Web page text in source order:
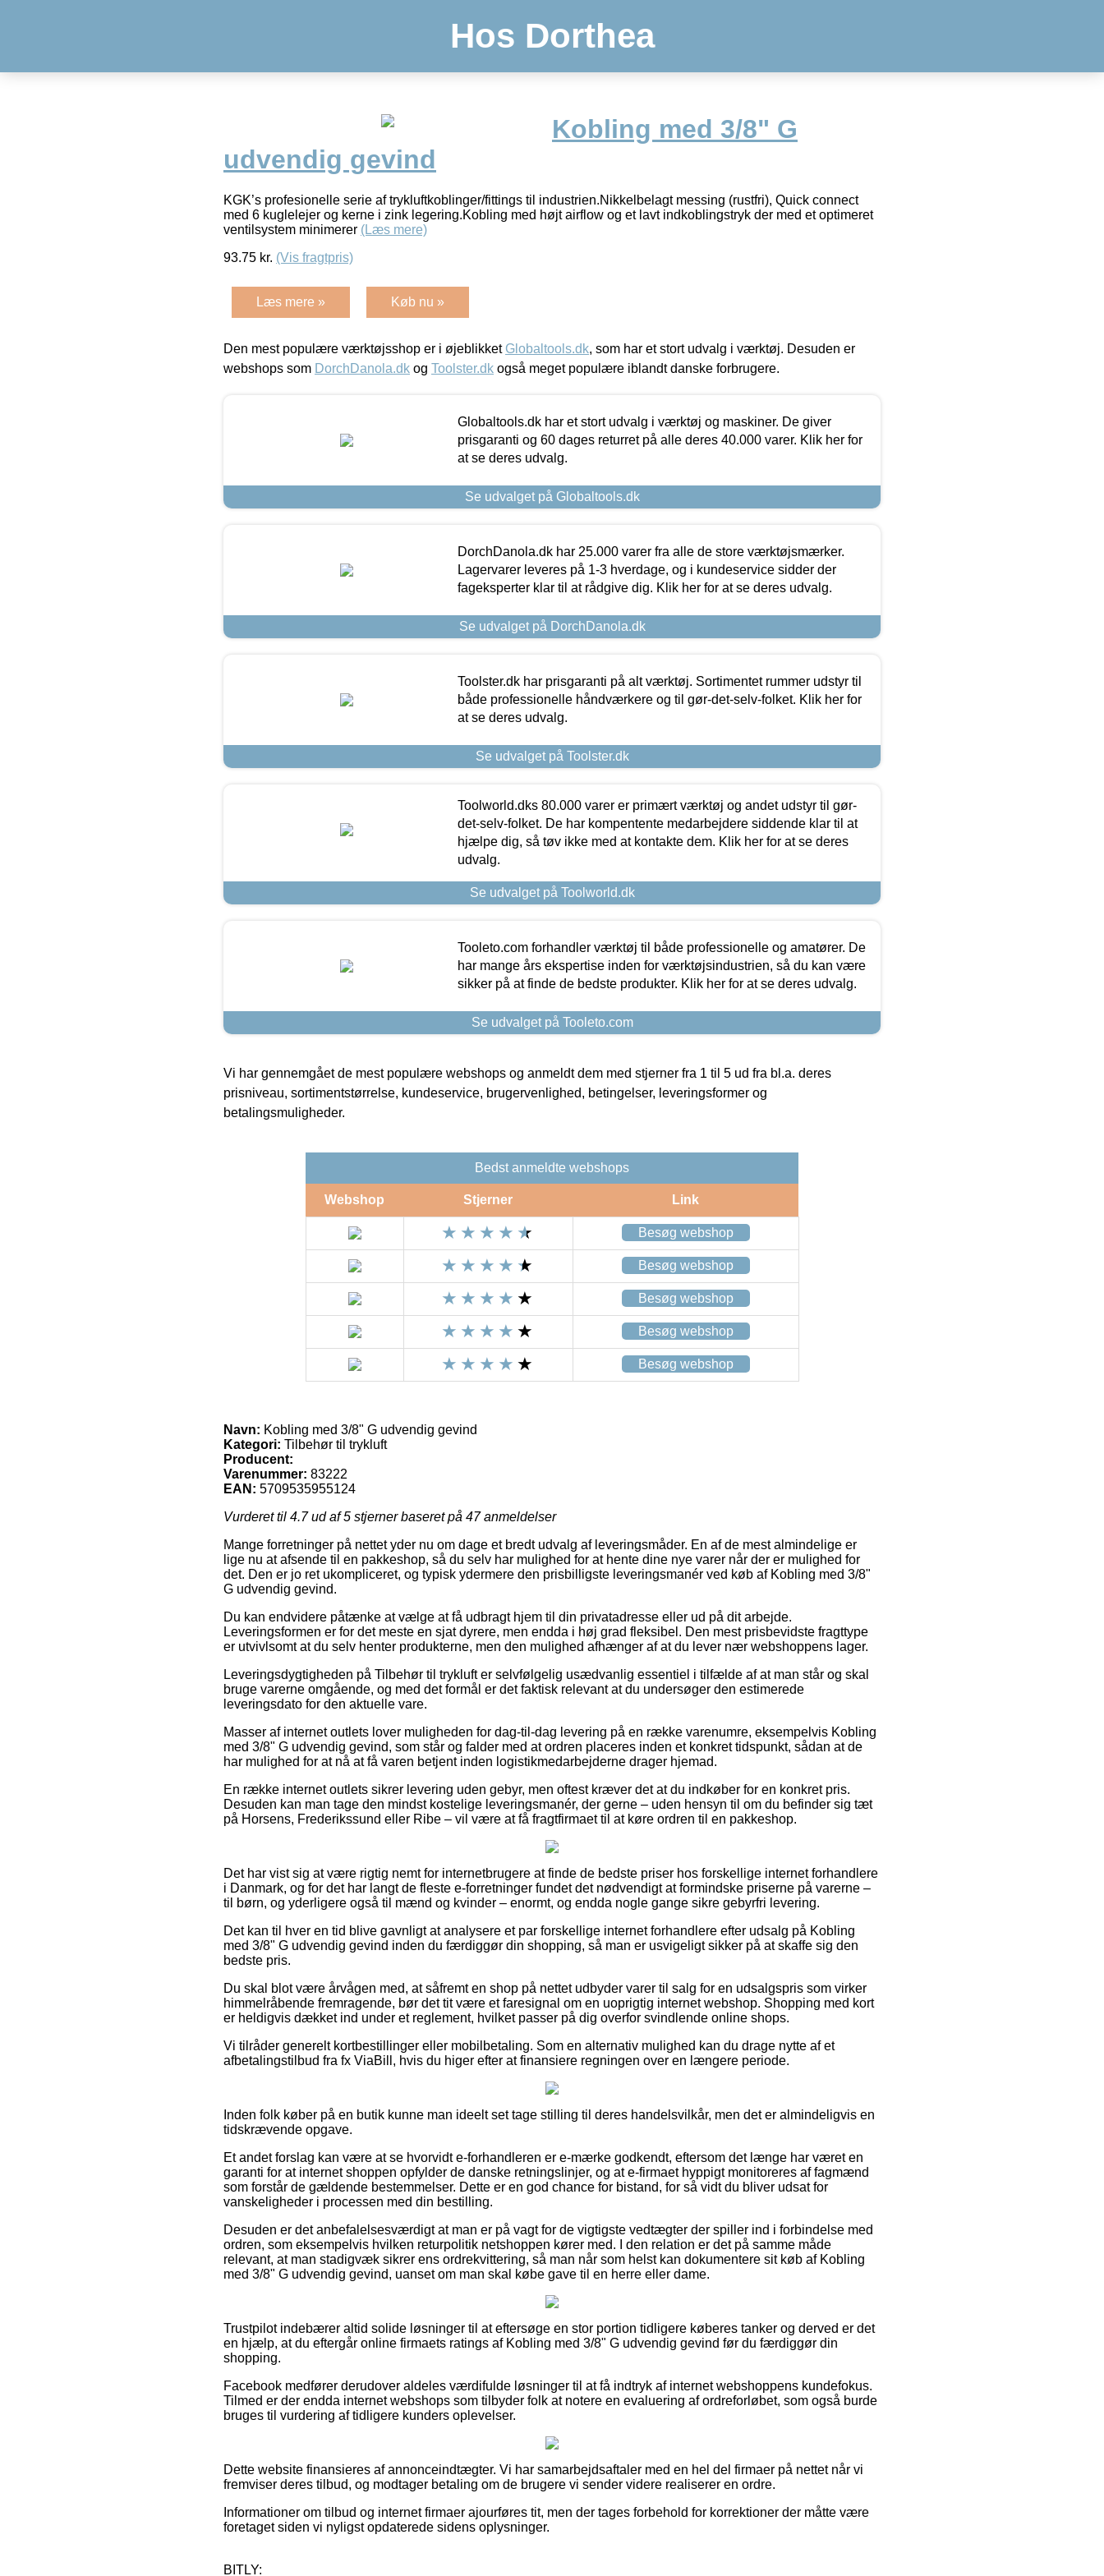
Hos Dorthea
Kobling med 3/8" G
udvendig gevind
KGK’s profesionelle serie af trykluftkoblinger/fittings til industrien.Nikkelbelagt messing (rustfri), Quick connect
med 6 kuglelejer og kerne i zink legering.Kobling med højt airflow og et lavt indkoblingstryk der med et optimeret
ventilsystem minimerer (Læs mere)
93.75 kr. (Vis fragtpris)
Læs mere » Køb nu »
Den mest populære værktøjsshop er i øjeblikket Globaltools.dk, som har et stort udvalg i værktøj. Desuden er
webshops som DorchDanola.dk og Toolster.dk også meget populære iblandt danske forbrugere.
Globaltools.dk har et stort udvalg i værktøj og maskiner. De giver
prisgaranti og 60 dages returret på alle deres 40.000 varer. Klik her for
at se deres udvalg.
Se udvalget på Globaltools.dk
DorchDanola.dk har 25.000 varer fra alle de store værktøjsmærker.
Lagervarer leveres på 1-3 hverdage, og i kundeservice sidder der
fageksperter klar til at rådgive dig. Klik her for at se deres udvalg.
Se udvalget på DorchDanola.dk
Toolster.dk har prisgaranti på alt værktøj. Sortimentet rummer udstyr til
både professionelle håndværkere og til gør-det-selv-folket. Klik her for
at se deres udvalg.
Se udvalget på Toolster.dk
Toolworld.dks 80.000 varer er primært værktøj og andet udstyr til gør-
det-selv-folket. De har kompentente medarbejdere siddende klar til at
hjælpe dig, så tøv ikke med at kontakte dem. Klik her for at se deres
udvalg.
Se udvalget på Toolworld.dk
Tooleto.com forhandler værktøj til både professionelle og amatører. De
har mange års ekspertise inden for værktøjsindustrien, så du kan være
sikker på at finde de bedste produkter. Klik her for at se deres udvalg.
Se udvalget på Tooleto.com
Vi har gennemgået de mest populære webshops og anmeldt dem med stjerner fra 1 til 5 ud fra bl.a. deres
prisniveau, sortimentstørrelse, kundeservice, brugervenlighed, betingelser, leveringsformer og
betalingsmuligheder.
Bedst anmeldte webshops
Webshop Stjerner Link
Besøg webshop
Besøg webshop
Besøg webshop
Besøg webshop
Besøg webshop
Navn: Kobling med 3/8" G udvendig gevind
Kategori: Tilbehør til trykluft
Producent:
Varenummer: 83222
EAN: 5709535955124
Vurderet til 4.7ud af 5 stjerner baseret på 47anmeldelser
Mange forretninger på nettet yder nu om dage et bredt udvalg af leveringsmåder. En af de mest almindelige er
lige nu at afsende til en pakkeshop, så du selv har mulighed for at hente dine nye varer når der er mulighed for
det. Den er jo ret ukompliceret, og typisk ydermere den prisbilligste leveringsmanér ved køb af Kobling med 3/8"
G udvendig gevind.
Du kan endvidere påtænke at vælge at få udbragt hjem til din privatadresse eller ud på dit arbejde.
Leveringsformen er for det meste en sjat dyrere, men endda i høj grad fleksibel. Den mest prisbevidste fragttype
er utvivlsomt at du selv henter produkterne, men den mulighed afhænger af at du lever nær webshoppens lager.
Leveringsdygtigheden på Tilbehør til trykluft er selvfølgelig usædvanlig essentiel i tilfælde af at man står og skal
bruge varerne omgående, og med det formål er det faktisk relevant at du undersøger den estimerede
leveringsdato for den aktuelle vare.
Masser af internet outlets lover muligheden for dag-til-dag levering på en række varenumre, eksempelvis Kobling
med 3/8" G udvendig gevind, som står og falder med at ordren placeres inden et konkret tidspunkt, sådan at de
har mulighed for at nå at få varen betjent inden logistikmedarbejderne drager hjemad.
En række internet outlets sikrer levering uden gebyr, men oftest kræver det at du indkøber for en konkret pris.
Desuden kan man tage den mindst kostelige leveringsmanér, der gerne – uden hensyn til om du befinder sig tæt
på Horsens, Frederikssund eller Ribe – vil være at få fragtfirmaet til at køre ordren til en pakkeshop.
Det har vist sig at være rigtig nemt for internetbrugere at finde de bedste priser hos forskellige internet forhandlere
i Danmark, og for det har langt de fleste e-forretninger fundet det nødvendigt at formindske priserne på varerne –
til børn, og yderligere også til mænd og kvinder – enormt, og endda nogle gange sikre gebyrfri levering.
Det kan til hver en tid blive gavnligt at analysere et par forskellige internet forhandlere efter udsalg på Kobling
med 3/8" G udvendig gevind inden du færdiggør din shopping, så man er usvigeligt sikker på at skaffe sig den
bedste pris.
Du skal blot være årvågen med, at såfremt en shop på nettet udbyder varer til salg for en udsalgspris som virker
himmelråbende fremragende, bør det tit være et faresignal om en uoprigtig internet webshop. Shopping med kort
er heldigvis dækket ind under et reglement, hvilket passer på dig overfor svindlende online shops.
Vi tilråder generelt kortbestillinger eller mobilbetaling. Som en alternativ mulighed kan du drage nytte af et
afbetalingstilbud fra fx ViaBill, hvis du higer efter at finansiere regningen over en længere periode.
Inden folk køber på en butik kunne man ideelt set tage stilling til deres handelsvilkår, men det er almindeligvis en
tidskrævende opgave.
Et andet forslag kan være at se hvorvidt e-forhandleren er e-mærke godkendt, eftersom det længe har været en
garanti for at internet shoppen opfylder de danske retningslinjer, og at e-firmaet hyppigt monitoreres af fagmænd
som forstår de gældende bestemmelser. Dette er en god chance for bistand, for så vidt du bliver udsat for
vanskeligheder i processen med din bestilling.
Desuden er det anbefalelsesværdigt at man er på vagt for de vigtigste vedtægter der spiller ind i forbindelse med
ordren, som eksempelvis hvilken returpolitik netshoppen kører med. I den relation er det på samme måde
relevant, at man stadigvæk sikrer ens ordrekvittering, så man når som helst kan dokumentere sit køb af Kobling
med 3/8" G udvendig gevind, uanset om man skal købe gave til en herre eller dame.
Trustpilot indebærer altid solide løsninger til at eftersøge en stor portion tidligere køberes tanker og derved er det
en hjælp, at du eftergår online firmaets ratings af Kobling med 3/8" G udvendig gevind før du færdiggør din
shopping.
Facebook medfører derudover aldeles værdifulde løsninger til at få indtryk af internet webshoppens kundefokus.
Tilmed er der endda internet webshops som tilbyder folk at notere en evaluering af ordreforløbet, som også burde
bruges til vurdering af tidligere kunders oplevelser.
Dette website finansieres af annonceindtægter. Vi har samarbejdsaftaler med en hel del firmaer på nettet når vi
fremviser deres tilbud, og modtager betaling om de brugere vi sender videre realiserer en ordre.
Informationer om tilbud og internet firmaer ajourføres tit, men der tages forbehold for korrektioner der måtte være
foretaget siden vi nyligst opdaterede sidens oplysninger.
BITLY: